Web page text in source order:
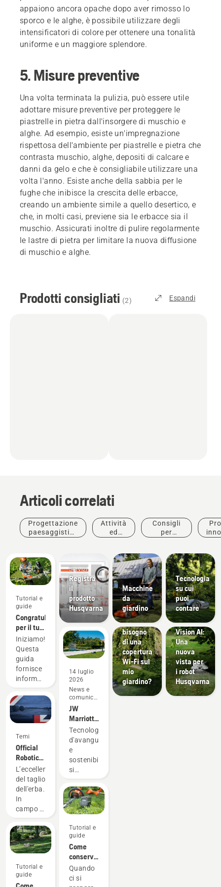
appaiono ancora opache dopo aver rimosso lo
sporco e le alghe, è possibile utilizzare degli
intensificatori di colore per ottenere una tonalità
uniforme e un maggiore splendore.
5. Misure preventive
Una volta terminata la pulizia, può essere utile
adottare misure preventive per proteggere le
piastrelle in pietra dall'insorgere di muschio e
alghe. Ad esempio, esiste un'impregnazione
rispettosa dell'ambiente per piastrelle e pietra che
contrasta muschio, alghe, depositi di calcare e
danni da gelo e che è consigliabile utilizzare una
volta l'anno. Esiste anche della sabbia per le
fughe che inibisce la crescita delle erbacce,
creando un ambiente simile a quello desertico, e
che, in molti casi, previene sia le erbacce sia il
muschio. Assicurati inoltre di pulire regolarmente
le lastre di pietra per limitare la nuova diffusione
di muschio e alghe.
Prodotti consigliati (2) Espandi
Articoli correlati
Progettazione
paesaggistica
Attività
ed
Consigli
per
Tutorial e
guide
Congratulazioni
per il tuo
nuovo
potatore
Husqvarna Aspire™!
Iniziamo!
Questa
guida
fornisce
informazioni
primo
avvio
rapido e
Temi
Official
Robotic
Mowing
Partner
del DP
World
Tour
L’eccellenza
del taglio
dell'erba.
In
campo e
giardino.
Tutorial e
guide
Servizi
Registra
il
prodotto
Husqvarna
14 luglio
2026
News e
comunicati
stampa
JW
Marriott
Venice
Resort &
SPA
sceglie
Automower®
Tecnologia
d'avanguardia
e
sostenibilità
si
sull'Isola
delle
Rose: il
Marriott
Venice
Resort &
Spa
sceglie
Husqvarna
Tutorial e
guide
Come
conservare
la
batteria
Quando
ci si
Macchine
da
giardino
Consigli
per
l'acquisto
Perché
ho
bisogno
di una
copertura
Wi-Fi sul
mio
giardino?
Tecnologia
su cui
puoi
contare
Tutorial e
guide
Tecnologia
Vision AI:
Una
nuova
vista per
i robot
Husqvarna